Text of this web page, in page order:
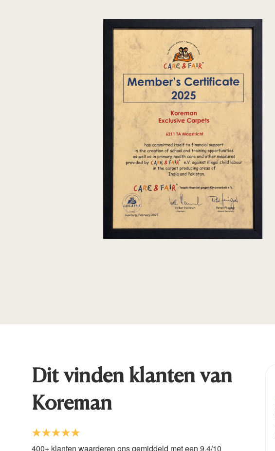
Dit vinden klanten van
Koreman
400+ klanten waarderen ons gemiddeld met een 9.4/10